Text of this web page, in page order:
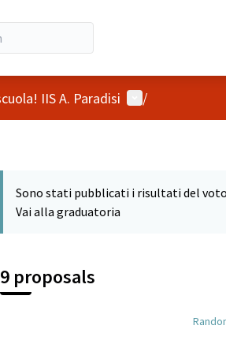
IIS A. Paradisi User menu
/
Sono stati pubblicati i risultati del
Vai alla graduatoria
9 proposals